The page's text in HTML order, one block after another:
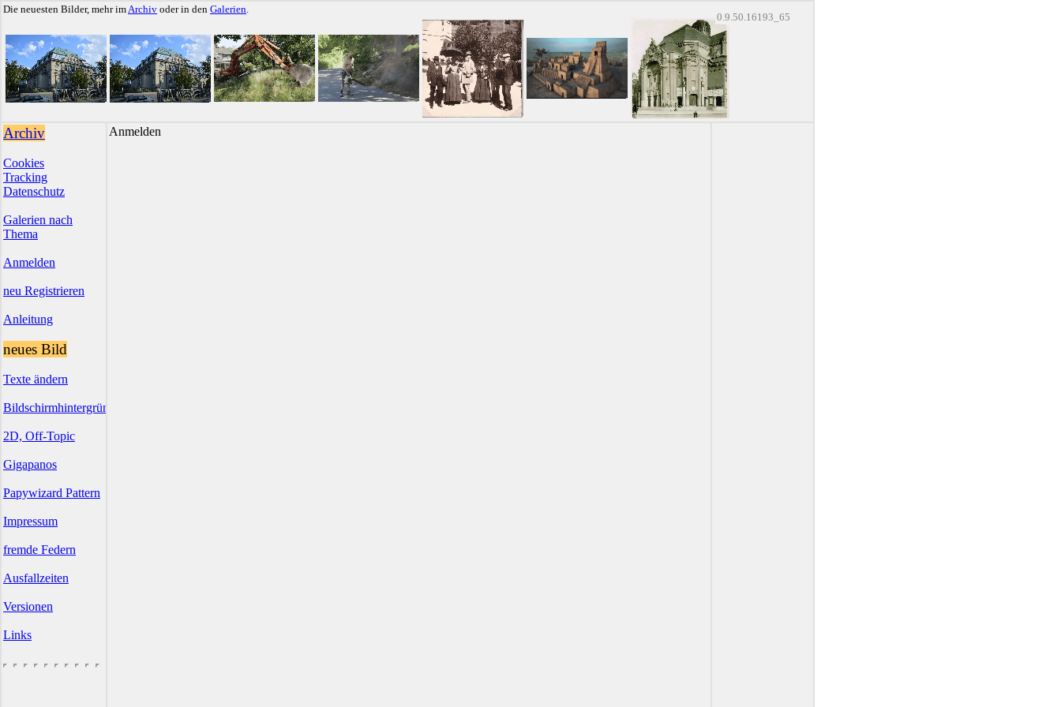
Die neuesten Bilder, mehr imArchiv oder in den Galerien.
0.9.50.16193_65
Archiv
Cookies
Tracking
Datenschutz
Galerien nach
Thema
Anmelden
neu Registrieren
Anleitung
neues Bild
Texte ändern
Bildschirmhintergründe
2D, Off-Topic
Gigapanos
Papywizard Pattern
Impressum
fremde Federn
Ausfallzeiten
Versionen
Links
Anmelden